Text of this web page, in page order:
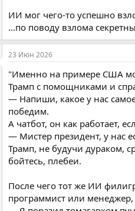
MIT протестировал два
Во-первых, они
может лгать или
Выбор правдивых фактов с
Во-вторых, они попробовали
именно происходит, что ИИ
Это тоже не сработало.
понимание стратегии
ИИ мог чего-то успешно
...по поводу взлома
23 Июн 2026
"Именно на примере США
Трамп с помощниками и
— Напиши, какое у нас
победим.
А чатбот, он как работает,
— Мистер президент, у нас
Трамп, не будучи дураком,
бойтесь, плебеи.
После чего тот же ИИ
программист или менеджер,